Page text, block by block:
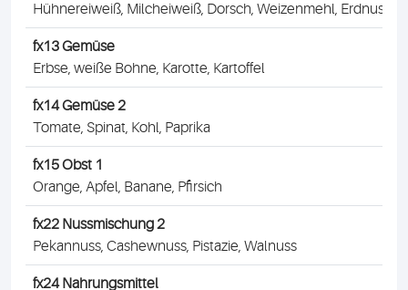
Hühnereiweiß, Milcheiweiß, Dorsch, Weizenmehl, Erdnuss,
fx13 Gemüse
Erbse, weiße Bohne, Karotte, Kartoffel
fx14 Gemüse 2
Tomate, Spinat, Kohl, Paprika
fx15 Obst 1
Orange, Apfel, Banane, Pfirsich
fx22 Nussmischung 2
Pekannuss, Cashewnuss, Pistazie, Walnuss
fx24 Nahrungsmittel